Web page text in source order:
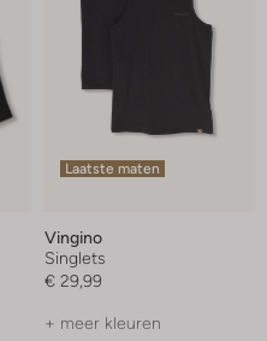
Laatste maten
Vingino
Singlets
€ 29,99
+ meer kleuren